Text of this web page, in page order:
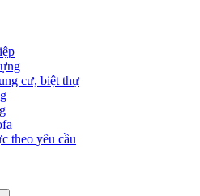
cư, biệt thự
theo yêu cầu